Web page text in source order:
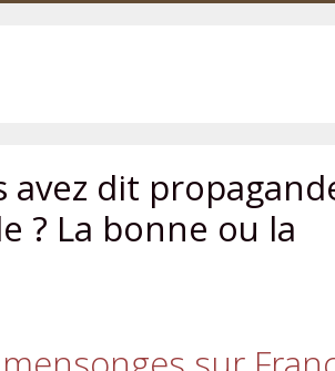
avez dit
? La bonne ou la